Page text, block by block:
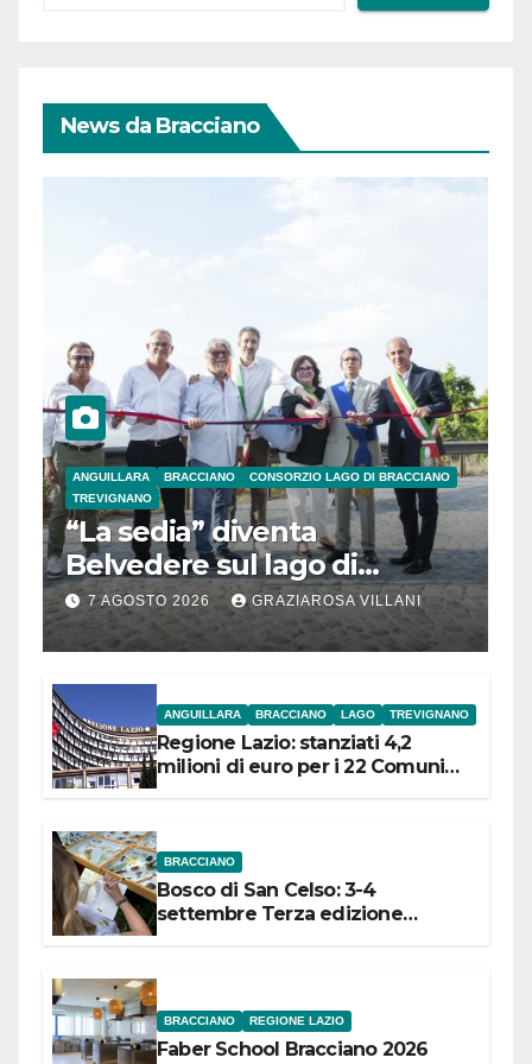
News da Bracciano
ANGUILLARA BRACCIANO
CONSORZIO LAGO DI BRACCIANO
TREVIGNANO
“La sedia” diventa
Belvedere sul lago di
Bracciano: ieri
l’inaugurazione
7 AGOSTO 2026 GRAZIAROSA VILLANI
ANGUILLARA BRACCIANO LAGO TREVIGNANO
Regione Lazio: stanziati 4,2
milioni di euro per i 22 Comuni
BRACCIANO
Bosco di San Celso: 3-4
settembre Terza edizione
BRACCIANO REGIONE LAZIO
Faber School Bracciano 2026